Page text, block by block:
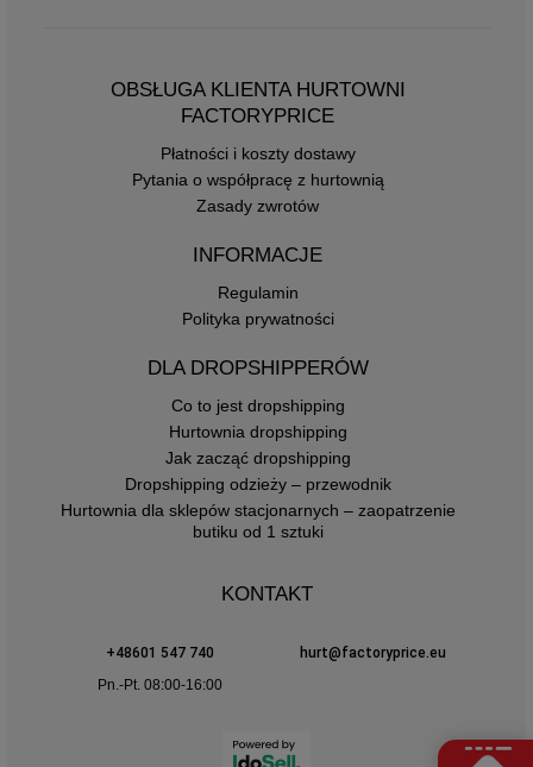
OBSŁUGA KLIENTA HURTOWNI
FACTORYPRICE
Płatności i koszty dostawy
Pytania o współpracę z hurtownią
Zasady zwrotów
INFORMACJE
Regulamin
Polityka prywatności
DLA DROPSHIPPERÓW
Co to jest dropshipping
Hurtownia dropshipping
Jak zacząć dropshipping
Dropshipping odzieży – przewodnik
Hurtownia dla sklepów stacjonarnych – zaopatrzenie
butiku od 1 sztuki
KONTAKT
+48601 547 740
hurt@factoryprice.eu
Pn.-Pt. 08:00-16:00